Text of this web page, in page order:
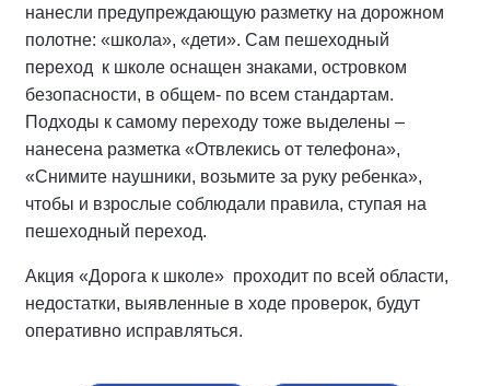
нанесли предупреждающую разметку на дорожном
полотне: «школа», «дети». Сам пешеходный
переход к школе оснащен знаками, островком
безопасности, в общем- по всем стандартам.
Подходы к самому переходу тоже выделены –
нанесена разметка «Отвлекись от телефона»,
«Снимите наушники, возьмите за руку ребенка»,
чтобы и взрослые соблюдали правила, ступая на
пешеходный переход.
Акция «Дорога к школе» проходит по всей области,
недостатки, выявленные в ходе проверок, будут
оперативно исправляться.